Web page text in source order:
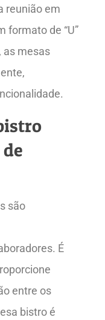
reunião em
formato de “U”
as mesas
são
É
entre os
bistro é